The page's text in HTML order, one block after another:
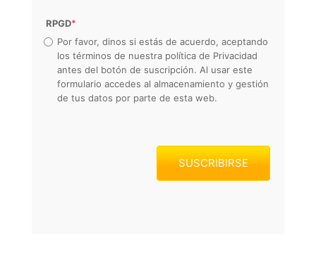
RPGD*
Por favor, dinos si estás de acuerdo, aceptando
los términos de nuestra política de Privacidad
antes del botón de suscripción. Al usar este
formulario accedes al almacenamiento y gestión
de tus datos por parte de esta web.